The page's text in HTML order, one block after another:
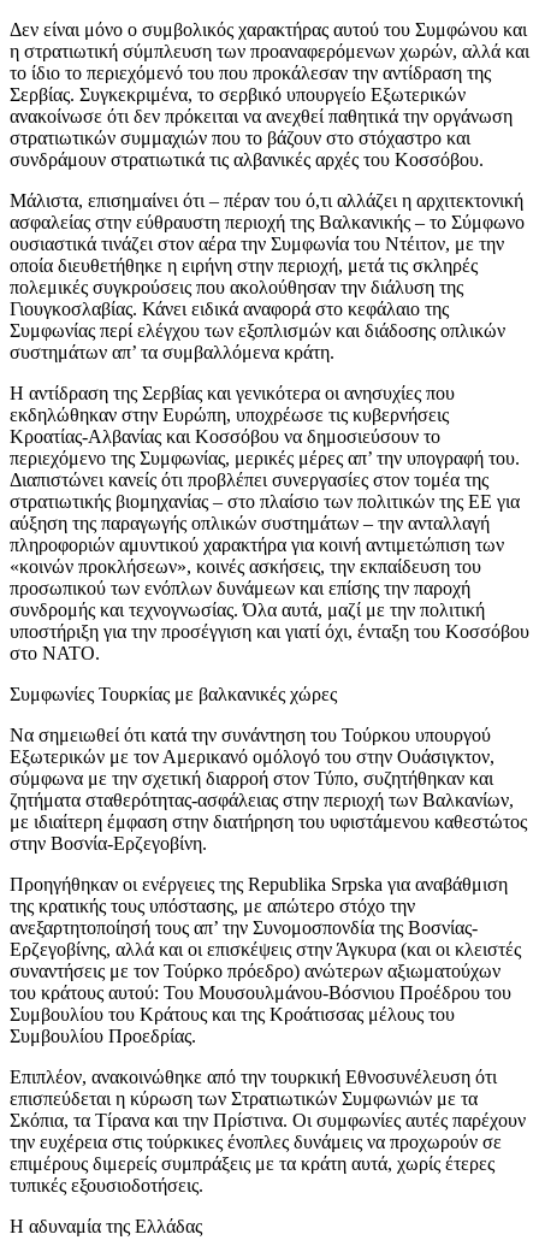
Δεν είναι μόνο ο συμβολικός χαρακτήρας αυτού του Συμφώνου και
η στρατιωτική σύμπλευση των προαναφερόμενων χωρών, αλλά και
το ίδιο το περιεχόμενό του που προκάλεσαν την αντίδραση της
Σερβίας. Συγκεκριμένα, το σερβικό υπουργείο Εξωτερικών
ανακοίνωσε ότι δεν πρόκειται να ανεχθεί παθητικά την οργάνωση
στρατιωτικών συμμαχιών που το βάζουν στο στόχαστρο και
συνδράμουν στρατιωτικά τις αλβανικές αρχές του Κοσσόβου.
Μάλιστα, επισημαίνει ότι – πέραν του ό,τι αλλάζει η αρχιτεκτονική
ασφαλείας στην εύθραυστη περιοχή της Βαλκανικής – το Σύμφωνο
ουσιαστικά τινάζει στον αέρα την Συμφωνία του Ντέιτον, με την
οποία διευθετήθηκε η ειρήνη στην περιοχή, μετά τις σκληρές
πολεμικές συγκρούσεις που ακολούθησαν την διάλυση της
Γιουγκοσλαβίας. Κάνει ειδικά αναφορά στο κεφάλαιο της
Συμφωνίας περί ελέγχου των εξοπλισμών και διάδοσης οπλικών
συστημάτων απ’ τα συμβαλλόμενα κράτη.
Η αντίδραση της Σερβίας και γενικότερα οι ανησυχίες που
εκδηλώθηκαν στην Ευρώπη, υποχρέωσε τις κυβερνήσεις
Κροατίας-Αλβανίας και Κοσσόβου να δημοσιεύσουν το
περιεχόμενο της Συμφωνίας, μερικές μέρες απ’ την υπογραφή του.
Διαπιστώνει κανείς ότι προβλέπει συνεργασίες στον τομέα της
στρατιωτικής βιομηχανίας – στο πλαίσιο των πολιτικών της ΕΕ για
αύξηση της παραγωγής οπλικών συστημάτων – την ανταλλαγή
πληροφοριών αμυντικού χαρακτήρα για κοινή αντιμετώπιση των
«κοινών προκλήσεων», κοινές ασκήσεις, την εκπαίδευση του
προσωπικού των ενόπλων δυνάμεων και επίσης την παροχή
συνδρομής και τεχνογνωσίας. Όλα αυτά, μαζί με την πολιτική
υποστήριξη για την προσέγγιση και γιατί όχι, ένταξη του Κοσσόβου
στο ΝΑΤΟ.
Συμφωνίες Τουρκίας με βαλκανικές χώρες
Να σημειωθεί ότι κατά την συνάντηση του Τούρκου υπουργού
Εξωτερικών με τον Αμερικανό ομόλογό του στην Ουάσιγκτον,
σύμφωνα με την σχετική διαρροή στον Τύπο, συζητήθηκαν και
ζητήματα σταθερότητας-ασφάλειας στην περιοχή των Βαλκανίων,
με ιδιαίτερη έμφαση στην διατήρηση του υφιστάμενου καθεστώτος
στην Βοσνία-Ερζεγοβίνη.
Προηγήθηκαν οι ενέργειες της Republika Srpska για αναβάθμιση
της κρατικής τους υπόστασης, με απώτερο στόχο την
ανεξαρτητοποίησή τους απ’ την Συνομοσπονδία της Βοσνίας-
Ερζεγοβίνης, αλλά και οι επισκέψεις στην Άγκυρα (και οι κλειστές
συναντήσεις με τον Τούρκο πρόεδρο) ανώτερων αξιωματούχων
του κράτους αυτού: Του Μουσουλμάνου-Βόσνιου Προέδρου του
Συμβουλίου του Κράτους και της Κροάτισσας μέλους του
Συμβουλίου Προεδρίας.
Επιπλέον, ανακοινώθηκε από την τουρκική Εθνοσυνέλευση ότι
επισπεύδεται η κύρωση των Στρατιωτικών Συμφωνιών με τα
Σκόπια, τα Τίρανα και την Πρίστινα. Οι συμφωνίες αυτές παρέχουν
την ευχέρεια στις τούρκικες ένοπλες δυνάμεις να προχωρούν σε
επιμέρους διμερείς συμπράξεις με τα κράτη αυτά, χωρίς έτερες
τυπικές εξουσιοδοτήσεις.
Η αδυναμία της Ελλάδας